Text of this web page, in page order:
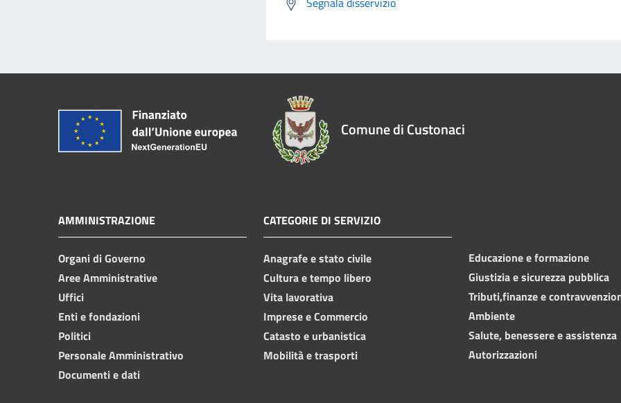
Comune di Custonaci
AMMINISTRAZIONE
Organi di Governo
Aree Amministrative
Uffici
Enti e fondazioni
Politici
Personale Amministrativo
Documenti e dati
CATEGORIE DI SERVIZIO
Anagrafe e stato civile
Cultura e tempo libero
Vita lavorativa
Imprese e Commercio
Catasto e urbanistica
Mobilità e trasporti
Educazione e formazione
Giustizia e sicurezza pubblica
Tributi,finanze e
Ambiente
Salute, benessere e assistenza
Autorizzazioni